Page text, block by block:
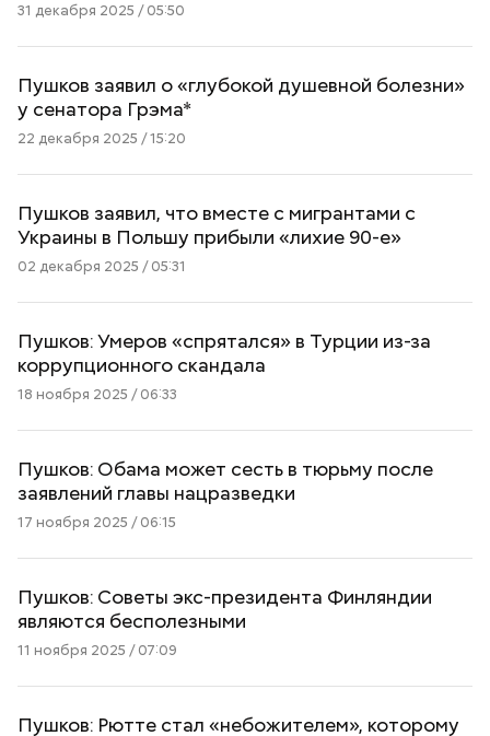
31 декабря 2025 / 05:50
Пушков заявил о «глубокой душевной болезни»
у сенатора Грэма*
22 декабря 2025 / 15:20
Пушков заявил, что вместе с мигрантами с
Украины в Польшу прибыли «лихие 90-е»
02 декабря 2025 / 05:31
Пушков: Умеров «спрятался» в Турции из-за
коррупционного скандала
18 ноября 2025 / 06:33
Пушков: Обама может сесть в тюрьму после
заявлений главы нацразведки
17 ноября 2025 / 06:15
Пушков: Советы экс-президента Финляндии
являются бесполезными
11 ноября 2025 / 07:09
Пушков: Рютте стал «небожителем», которому